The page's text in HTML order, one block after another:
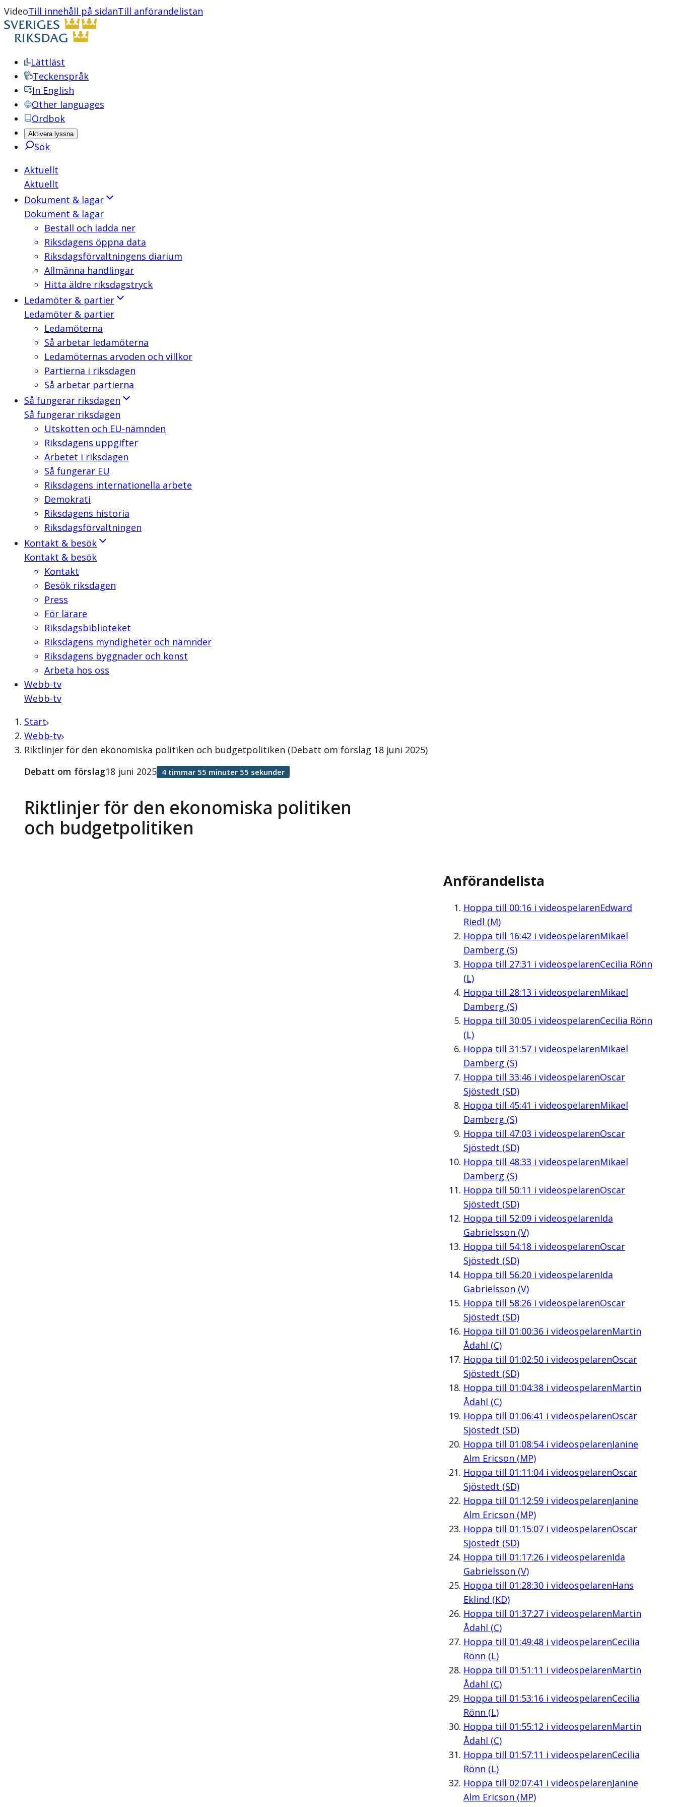
VideoTill innehåll på sidanTill anförandelistan
Lättläst
Teckenspråk
In English
Other languages
Ordbok
Aktivera lyssna
Sök
Aktuellt
Aktuellt
Dokument & lagar
Dokument & lagar
Beställ och ladda ner
Riksdagens öppna data
Riksdagsförvaltningens diarium
Allmänna handlingar
Hitta äldre riksdagstryck
Ledamöter & partier
Ledamöter & partier
Ledamöterna
Så arbetar ledamöterna
Ledamöternas arvoden och villkor
Partierna i riksdagen
Så arbetar partierna
Så fungerar riksdagen
Så fungerar riksdagen
Utskotten och EU-nämnden
Riksdagens uppgifter
Arbetet i riksdagen
Så fungerar EU
Riksdagens internationella arbete
Demokrati
Riksdagens historia
Riksdagsförvaltningen
Kontakt & besök
Kontakt & besök
Kontakt
Besök riksdagen
Press
För lärare
Riksdagsbiblioteket
Riksdagens myndigheter och nämnder
Riksdagens byggnader och konst
Arbeta hos oss
Webb-tv
Webb-tv
Start
Webb-tv
Riktlinjer för den ekonomiska politiken och budgetpolitiken (Debatt om förslag 18 juni 2025)
Riktlinjer för den ekonomiska politiken
och budgetpolitiken
Debatt om förslag18 juni 2025 4 timmar 55 minuter 55 sekunder
Anförandelista
Hoppa till 00:16i videospelarenEdward
Riedl (M)
Hoppa till 16:42 i videospelarenMikael
Damberg (S)
Hoppa till 27:31 i videospelarenCecilia Rönn
(L)
Hoppa till 28:13 i videospelarenMikael
Damberg (S)
Hoppa till 30:05i videospelarenCecilia Rönn
(L)
Hoppa till 31:57i videospelarenMikael
Damberg (S)
Hoppa till 33:46i videospelarenOscar
Sjöstedt (SD)
Hoppa till 45:41 i videospelarenMikael
Damberg (S)
Hoppa till 47:03 i videospelarenOscar
Sjöstedt (SD)
Hoppa till 48:33 i videospelarenMikael
Damberg (S)
Hoppa till 50:11 i videospelarenOscar
Sjöstedt (SD)
Hoppa till 52:09i videospelarenIda
Gabrielsson (V)
Hoppa till 54:18i videospelarenOscar
Sjöstedt (SD)
Hoppa till 56:20i videospelarenIda
Gabrielsson (V)
Hoppa till 58:26i videospelarenOscar
Sjöstedt (SD)
Hoppa till 01:00:36i videospelarenMartin
Ådahl (C)
Hoppa till 01:02:50i videospelarenOscar
Sjöstedt (SD)
Hoppa till 01:04:38i videospelarenMartin
Ådahl (C)
Hoppa till 01:06:41 i videospelarenOscar
Sjöstedt (SD)
Hoppa till 01:08:54i videospelarenJanine
Alm Ericson (MP)
Hoppa till 01:11:04i videospelarenOscar
Sjöstedt (SD)
Hoppa till 01:12:59i videospelarenJanine
Alm Ericson (MP)
Hoppa till 01:15:07i videospelarenOscar
Sjöstedt (SD)
Hoppa till 01:17:26i videospelarenIda
Gabrielsson (V)
Hoppa till 01:28:30i videospelarenHans
Eklind (KD)
Hoppa till 01:37:27i videospelarenMartin
Ådahl (C)
Hoppa till 01:49:48i videospelarenCecilia
Rönn (L)
Hoppa till 01:51:11 i videospelarenMartin
Ådahl (C)
Hoppa till 01:53:16i videospelarenCecilia
Rönn (L)
Hoppa till 01:55:12 i videospelarenMartin
Ådahl (C)
Hoppa till 01:57:11 i videospelarenCecilia
Rönn (L)
Hoppa till 02:07:41 i videospelarenJanine
Alm Ericson (MP)